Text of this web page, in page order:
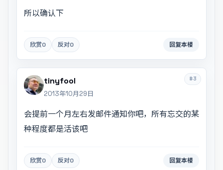
所以确认下
欣赏0 反对0 回复本楼
#3
tinyfool
2013年10月29日
会提前一个月左右发邮件通知你吧，所有忘交的某
种程度都是活该吧
欣赏0 反对0 回复本楼